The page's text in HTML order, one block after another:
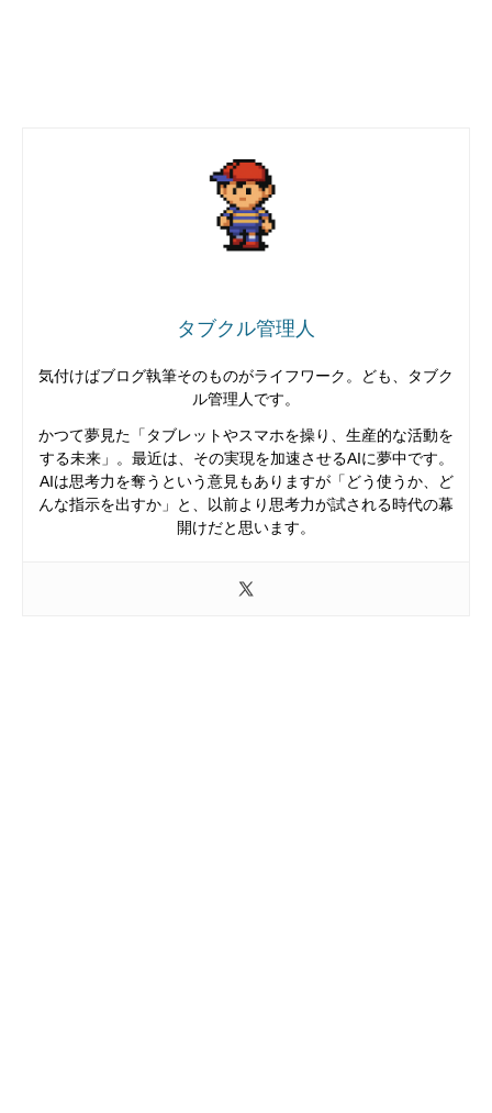
タブクル管理人
気付けばブログ執筆そのものがライフワーク。ども、タブク
ル管理人です。
かつて夢見た「タブレットやスマホを操り、生産的な活動を
する未来」。最近は、その実現を加速させるAIに夢中です。
AIは思考力を奪うという意見もありますが「どう使うか、ど
んな指示を出すか」と、以前より思考力が試される時代の幕
開けだと思います。